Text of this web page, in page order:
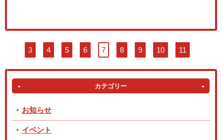
3 4 5 6 7 8 9 10 11
カテゴリー
お知らせ
イベント